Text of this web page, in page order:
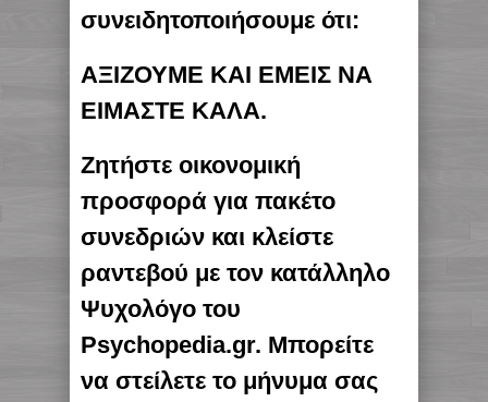
συνειδητοποιήσουμε ότι:
ΑΞΙΖΟΥΜΕ ΚΑΙ ΕΜΕΙΣ ΝΑ
ΕΙΜΑΣΤΕ ΚΑΛΑ.
Ζητήστε οικονομική
προσφορά για πακέτο
συνεδριών και κλείστε
ραντεβού με τον κατάλληλο
Ψυχολόγο του
Psychopedia.gr. Μπορείτε
να στείλετε το μήνυμα σας